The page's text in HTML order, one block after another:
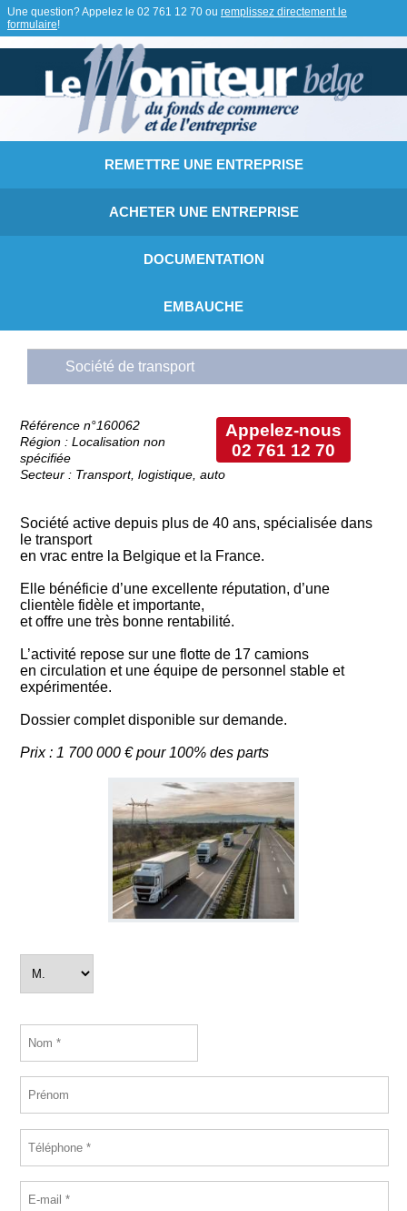
Une question? Appelez le 02 761 12 70 ou remplissez directement le
formulaire!
REMETTRE UNE ENTREPRISE
ACHETER UNE ENTREPRISE
DOCUMENTATION
EMBAUCHE
Société de transport
Appelez-nous
02 761 12 70
Référence n°160062
Région : Localisation non
spécifiée
Secteur : Transport, logistique, auto
Société active depuis plus de 40 ans, spécialisée dans
le transport
en vrac entre la Belgique et la France.
Elle bénéficie d’une excellente réputation, d’une
clientèle fidèle et importante,
et offre une très bonne rentabilité.
L’activité repose sur une flotte de 17 camions
en circulation et une équipe de personnel stable et
expérimentée.
Dossier complet disponible sur demande.
Prix : 1 700 000 € pour 100% des parts